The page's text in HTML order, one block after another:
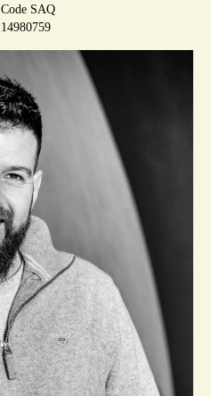
Code SAQ
14980759